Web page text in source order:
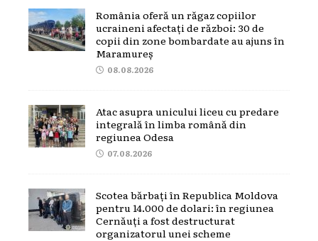
România oferă un răgaz copiilor
ucraineni afectați de război: 30 de
copii din zone bombardate au ajuns în
Maramureș
08.08.2026
Atac asupra unicului liceu cu predare
integrală în limba română din
regiunea Odesa
07.08.2026
Scotea bărbați în Republica Moldova
pentru 14.000 de dolari: în regiunea
Cernăuți a fost destructurat
organizatorul unei scheme